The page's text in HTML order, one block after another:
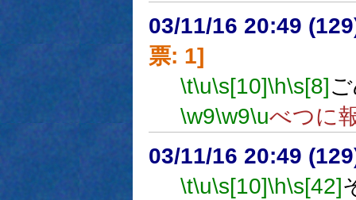
03/11/16 20:49
票: 1]
\t\u\s[10]\h\s[8]
\w9\w9\uべつに
03/11/16 20:49
\t\u\s[10]\h\s[42]